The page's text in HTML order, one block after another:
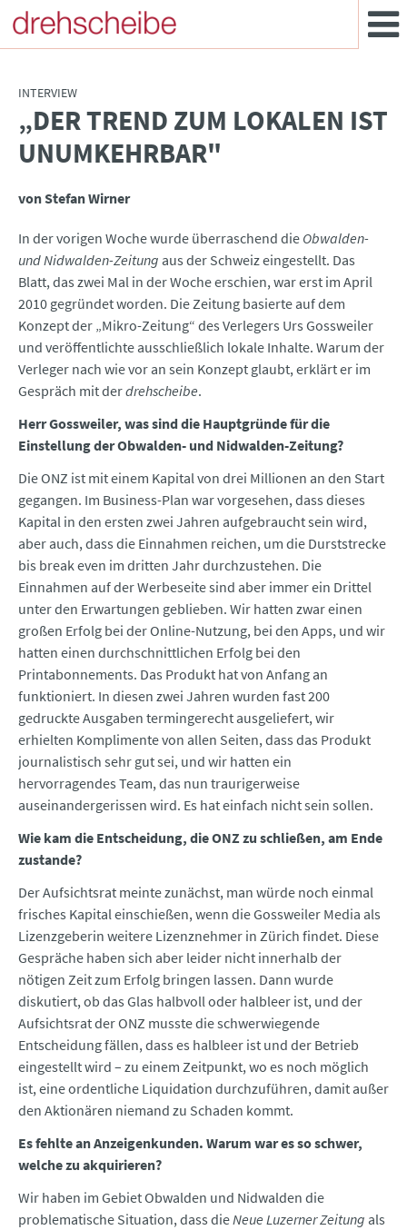
INTERVIEW
„DER TREND ZUM LOKALEN IST
UNUMKEHRBAR"
von Stefan Wirner
In der vorigen Woche wurde überraschend die Obwalden-
und Nidwalden-Zeitung aus der Schweiz eingestellt. Das
Blatt, das zwei Mal in der Woche erschien, war erst im April
2010 gegründet worden. Die Zeitung basierte auf dem
Konzept der „Mikro-Zeitung“ des Verlegers Urs Gossweiler
und veröffentlichte ausschließlich lokale Inhalte. Warum der
Verleger nach wie vor an sein Konzept glaubt, erklärt er im
Gespräch mit derdrehscheibe.
Herr Gossweiler, was sind die Hauptgründe für die
Einstellung der Obwalden- und Nidwalden-Zeitung?
Die ONZ ist mit einem Kapital von drei Millionen an den Start
gegangen. Im Business-Plan war vorgesehen, dass dieses
Kapital in den ersten zwei Jahren aufgebraucht sein wird,
aber auch, dass die Einnahmen reichen, um die Durststrecke
bis break even im dritten Jahr durchzustehen. Die
Einnahmen auf der Werbeseite sind aber immer ein Drittel
unter den Erwartungen geblieben. Wir hatten zwar einen
großen Erfolg bei der Online-Nutzung, bei den Apps, und wir
hatten einen durchschnittlichen Erfolg bei den
Printabonnements. Das Produkt hat von Anfang an
funktioniert. In diesen zwei Jahren wurden fast 200
gedruckte Ausgaben termingerecht ausgeliefert, wir
erhielten Komplimente von allen Seiten, dass das Produkt
journalistisch sehr gut sei, und wir hatten ein
hervorragendes Team, das nun traurigerweise
auseinandergerissen wird. Es hat einfach nicht sein sollen.
Wie kam die Entscheidung, die ONZ zu schließen, am Ende
zustande?
Der Aufsichtsrat meinte zunächst, man würde noch einmal
frisches Kapital einschießen, wenn die Gossweiler Media als
Lizenzgeberin weitere Lizenznehmer in Zürich findet. Diese
Gespräche haben sich aber leider nicht innerhalb der
nötigen Zeit zum Erfolg bringen lassen. Dann wurde
diskutiert, ob das Glas halbvoll oder halbleer ist, und der
Aufsichtsrat der ONZ musste die schwerwiegende
Entscheidung fällen, dass es halbleer ist und der Betrieb
eingestellt wird – zu einem Zeitpunkt, wo es noch möglich
ist, eine ordentliche Liquidation durchzuführen, damit außer
den Aktionären niemand zu Schaden kommt.
Es fehlte an Anzeigenkunden. Warum war es so schwer,
welche zu akquirieren?
Wir haben im Gebiet Obwalden und Nidwalden die
problematische Situation, dass dieNeue Luzerner Zeitung als